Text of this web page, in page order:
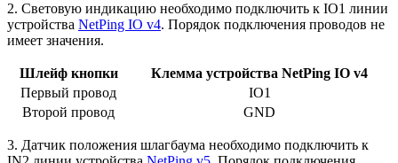
2. Световую индикацию необходимо подключить к IO1 линии
устройства NetPing IO v4. Порядок подключения проводов не
имеет значения.
Шлейф кнопки
Клемма устройства NetPing IO v4
Первый провод
IO1
Второй провод
GND
3. Датчик положения шлагбаума необходимо подключить к